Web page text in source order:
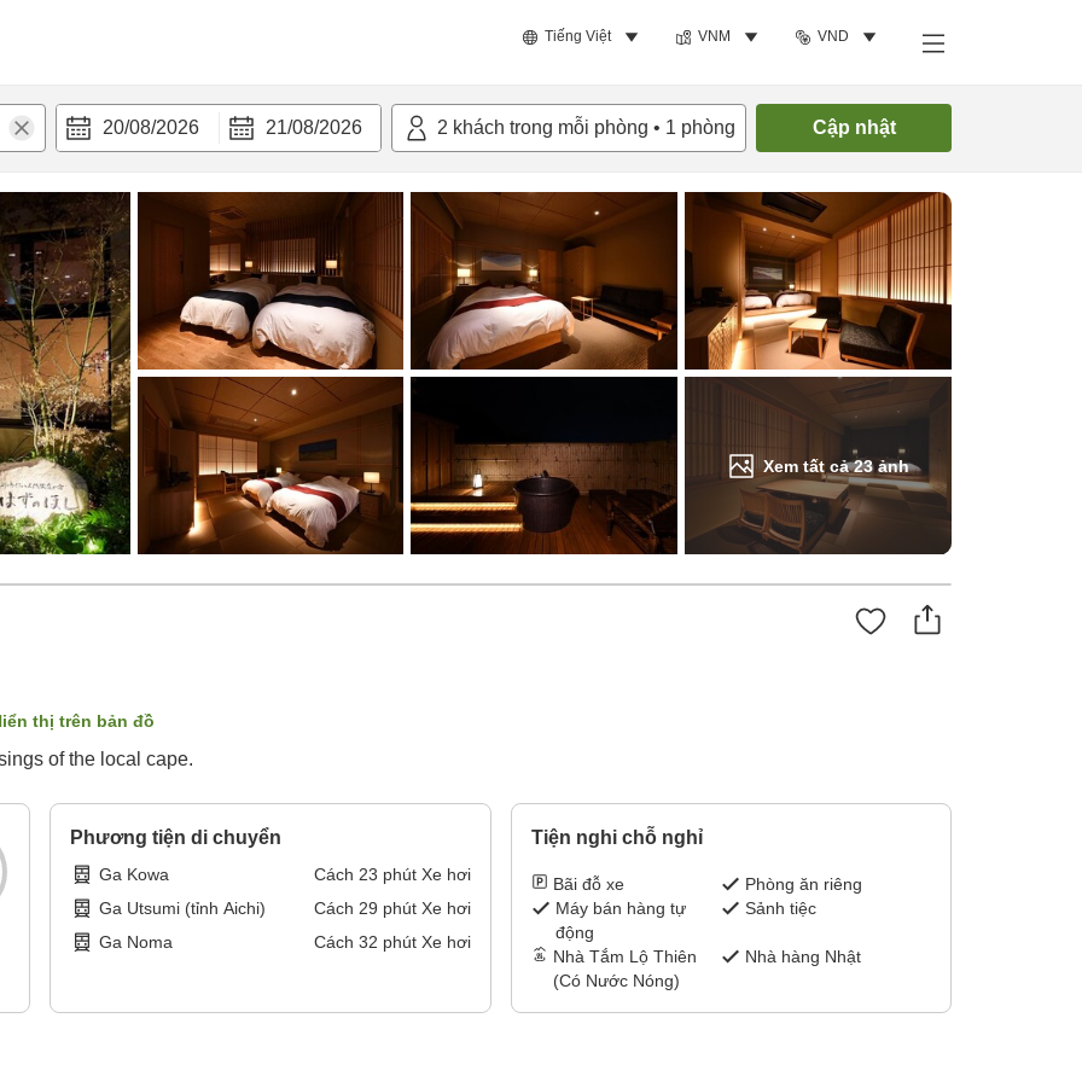
Tiếng Việt VNM VND
20/08/2026 21/08/2026 2 khách trong mỗi phòng • 1 phòng Cập nhật
Xem tất cả23ảnh
nghi Tìm phòng trống
thị trên bản đồ
of the local cape.
Phương tiện di chuyển
Ga Kowa Cách 23 phút Xe hơi
Ga Utsumi (tỉnh Aichi)
Cách 29 phút Xe hơi
Ga Noma
Cách 32 phút Xe hơi
Tiện nghi chỗ nghỉ
Bãi đỗ xe
Phòng ăn riêng
Máy bán hàng tự
động
Sảnh tiệc
Nhà Tắm Lộ Thiên
(Có Nước Nóng)
Nhà hàng Nhật